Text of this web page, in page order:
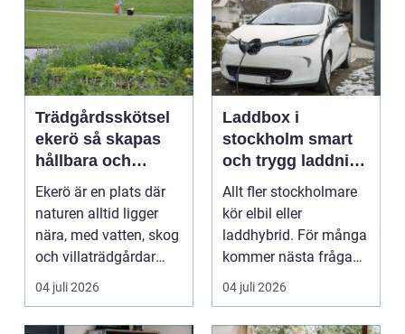
Trädgårdsskötsel
ekerö så skapas
hållbara och
vackra utemiljöer
året runt
Ekerö är en plats där
naturen alltid ligger
nära, med vatten, skog
och villaträdgårdar
som ramar in ...
04 juli 2026
Laddbox i
stockholm smart
och trygg laddning
hemma och på
jobbet
Allt fler stockholmare
kör elbil eller
laddhybrid. För många
kommer nästa fråga
direkt: hur laddar m...
04 juli 2026